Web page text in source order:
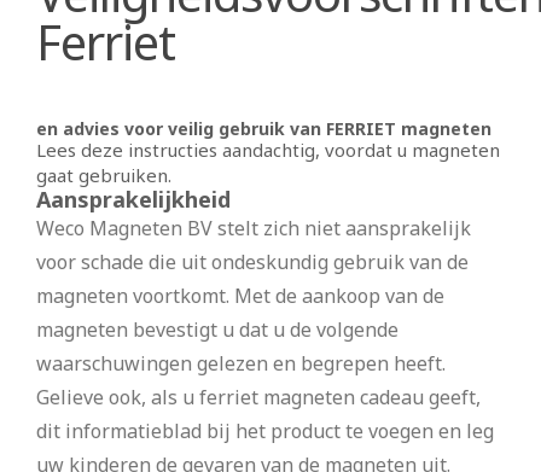
Ferriet
en advies voor veilig gebruik van FERRIET magneten
Lees deze instructies aandachtig, voordat u magneten
gaat gebruiken.
Aansprakelijkheid
Weco Magneten BV stelt zich niet aansprakelijk
voor schade die uit ondeskundig gebruik van de
magneten voortkomt. Met de aankoop van de
magneten bevestigt u dat u de volgende
waarschuwingen gelezen en begrepen heeft.
Gelieve ook, als u ferriet magneten cadeau geeft,
dit informatieblad bij het product te voegen en leg
uw kinderen de gevaren van de magneten uit.